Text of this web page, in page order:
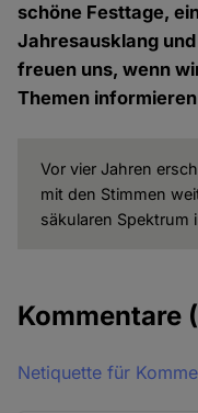
schöne Festtage,
Jahresausklang
freuen uns, wenn
Themen
Vor vier Jahren
mit den Stimmen
säkularen Spektrum
Kommentare
Netiquette für